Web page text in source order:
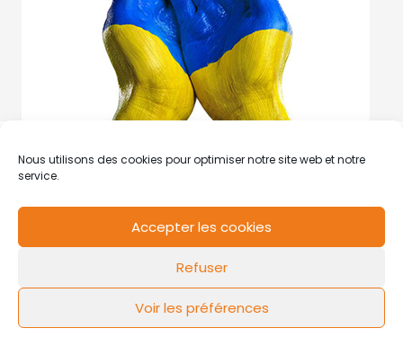
Nous utilisons des cookies pour optimiser notre site web et notre
service.
Accepter les cookies
Refuser
Voir les préférences
Mentions légales Politique de cookies
FLOW44